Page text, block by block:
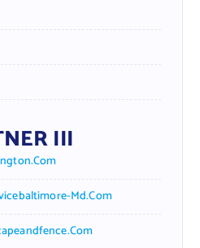
III
Md.com